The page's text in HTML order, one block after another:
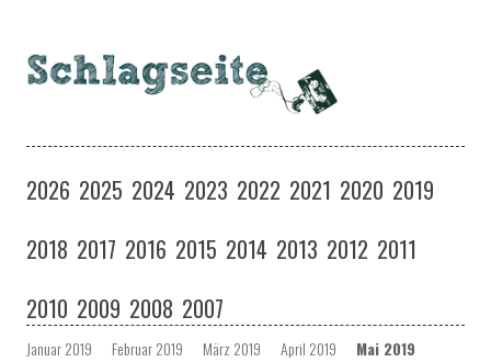
Zum
springen
2026 2025 2024 2023 2022 2021 2020 2019
2018 2017 2016 2015 2014 2013 2012 2011
2010 2009 2008 2007
Januar 2019 Februar 2019 März 2019 April 2019
Mai 2019